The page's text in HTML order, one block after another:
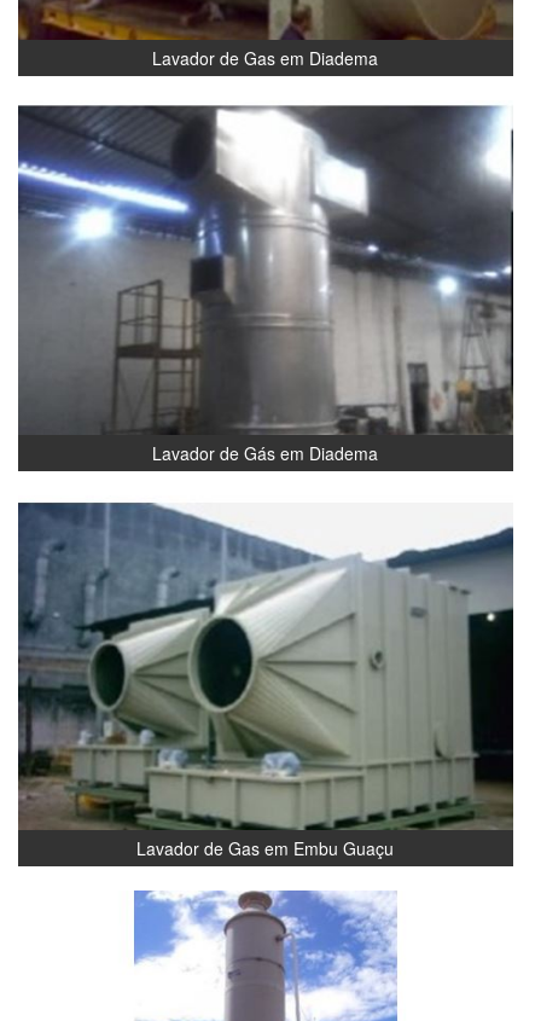
Lavador de Gas em Diadema
Lavador de Gás em Diadema
Lavador de Gas em Embu Guaçu